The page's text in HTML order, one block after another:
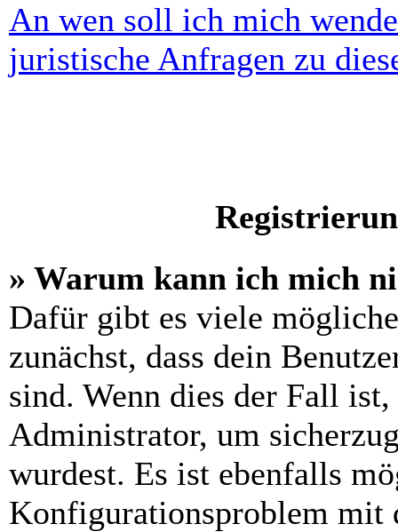
An wen soll ich mich
juristische Anfragen zu
» Warum kann ich mich
Dafür gibt es viele
zunächst, dass dein
sind. Wenn dies der Fall
Administrator, um
wurdest. Es ist ebenfalls
Konfigurationsproblem mit